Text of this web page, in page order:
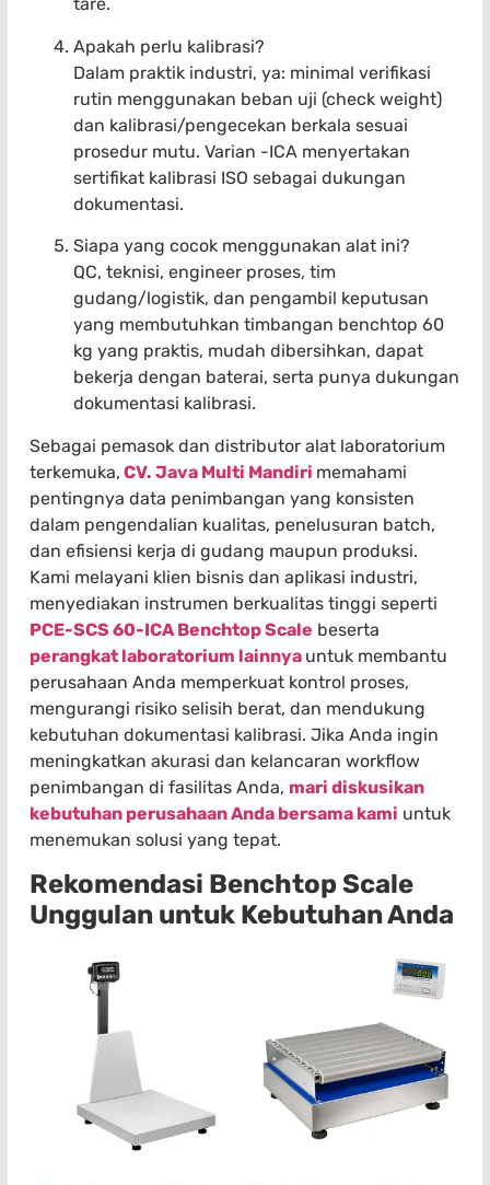
tare.
Apakah perlu kalibrasi?
Dalam praktik industri, ya: minimal verifikasi
rutin menggunakan beban uji (check weight)
dan kalibrasi/pengecekan berkala sesuai
prosedur mutu. Varian -ICA menyertakan
sertifikat kalibrasi ISO sebagai dukungan
dokumentasi.
Siapa yang cocok menggunakan alat ini?
QC, teknisi, engineer proses, tim
gudang/logistik, dan pengambil keputusan
yang membutuhkan timbangan benchtop 60
kg yang praktis, mudah dibersihkan, dapat
bekerja dengan baterai, serta punya dukungan
dokumentasi kalibrasi.
Sebagai pemasok dan distributor alat laboratorium
terkemuka, CV. Java Multi Mandiri memahami
pentingnya data penimbangan yang konsisten
dalam pengendalian kualitas, penelusuran batch,
dan efisiensi kerja di gudang maupun produksi.
Kami melayani klien bisnis dan aplikasi industri,
menyediakan instrumen berkualitas tinggi seperti
PCE-SCS 60-ICA Benchtop Scale beserta
perangkat laboratorium lainnya untuk membantu
perusahaan Anda memperkuat kontrol proses,
mengurangi risiko selisih berat, dan mendukung
kebutuhan dokumentasi kalibrasi. Jika Anda ingin
meningkatkan akurasi dan kelancaran workflow
penimbangan di fasilitas Anda, mari diskusikan
kebutuhan perusahaan Anda bersama kami untuk
menemukan solusi yang tepat.
Rekomendasi Benchtop Scale
Unggulan untuk Kebutuhan Anda